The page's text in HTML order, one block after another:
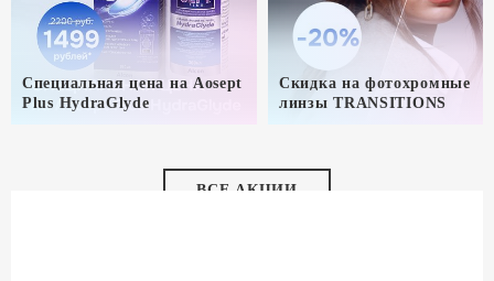
Специальная цена на Aosept
Plus HydraGlyde
Скидка на фотохромные
линзы TRANSITIONS
ВСЕ АКЦИИ